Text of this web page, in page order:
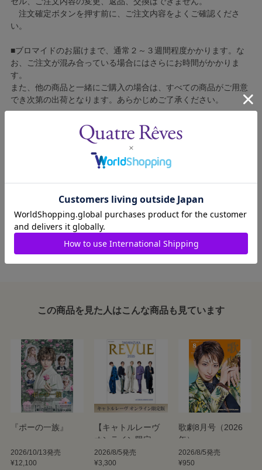
注文確定ボタンを押す前に、ご注文内容をよくご確認くださ
い。
■ブロマイドのお届けまで、通常２～３週間程度かかります。な
お、ご注文が混み合っている場合にはさらにお時間がかかりま
す。
また、他の商品と一緒にご購入の場合は、すべての商品がご用意
でき次第の出荷となります。あらかじめご了承ください。
■コンビニ決済をご利用の場合はご入金確認後の製造となりま
■ブロマイドの個包装はしておりません。
■ブロマイドに不良がございましたら、良品と交換いたしますの
で、お手数ですが弊社カスタマーセンターへご連絡ください。
1608014-010
この商品を見た人はこんな商品も見ています
『ポーの一族』
2026/10/13発売
¥12,100
【キャトルレーヴ
オンライン限定
版】TAKARAZUKA
REVUE 2026
2026/8/5発売
¥3,300
歌劇8月号（2026
年）
2026/8/5発売
¥950